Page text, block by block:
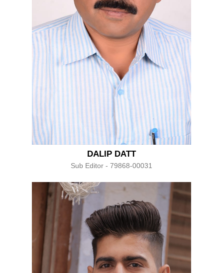
DALIP DATT
Sub Editor - 79868-00031